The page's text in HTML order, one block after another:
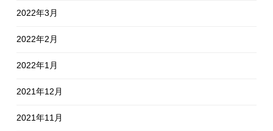
2022年3月
2022年2月
2022年1月
2021年12月
2021年11月